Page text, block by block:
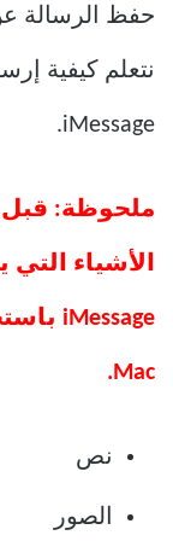
حفظ الرسالة
نتعلم كيفية
iMessage.
ملحوظة: قبل
الأشياء
Mac.
نص
الصور